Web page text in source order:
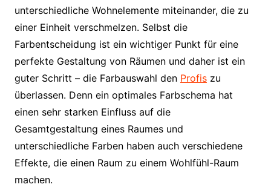
unterschiedliche Wohnelemente miteinander, die zu
einer Einheit verschmelzen. Selbst die
Farbentscheidung ist ein wichtiger Punkt für eine
perfekte Gestaltung von Räumen und daher ist ein
guter Schritt – die Farbauswahl den Profiszu
überlassen. Denn ein optimales Farbschema hat
einen sehr starken Einfluss auf die
Gesamtgestaltung eines Raumes und
unterschiedliche Farben haben auch verschiedene
Effekte, die einen Raum zu einem Wohlfühl-Raum
machen.